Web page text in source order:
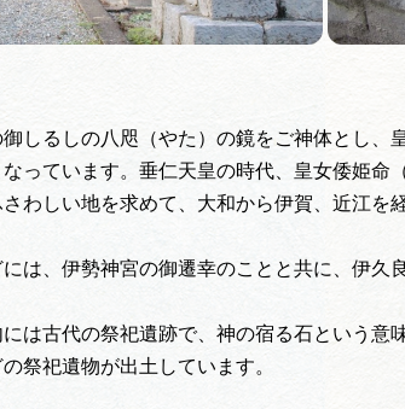
しるしの八咫（やた）の鏡をご神体とし、
っています。垂仁天皇の時代、皇女倭姫命
わしい地を求めて、大和から伊賀、近江を
は、伊勢神宮の御遷幸のことと共に、伊久
は古代の祭祀遺跡で、神の宿る石という意
祭祀遺物が出土しています。